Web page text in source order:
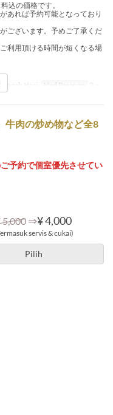
込の価格です。
あれば予約可能となっており
ございます。予めご了承くだ
利用頂ける時間が短くなる場
Hari Had Pesanan 2 ~
牛肉の炒め物など全8
予約で個室優先させてい
5,000 ⇒¥ 4,000
servis & cukai)
Pilih